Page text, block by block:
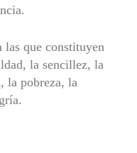
las que constituyen
la sencillez, la
la pobreza, la